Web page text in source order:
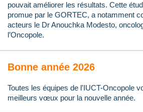
pouvait améliorer les résultats. Cette
promue par le GORTEC, a notamment
acteurs le Dr Anouchka Modesto,
l’Oncopole.
Bonne année 2026
Toutes les équipes de l'IUCT-Oncopole
meilleurs vœux pour la nouvelle année.